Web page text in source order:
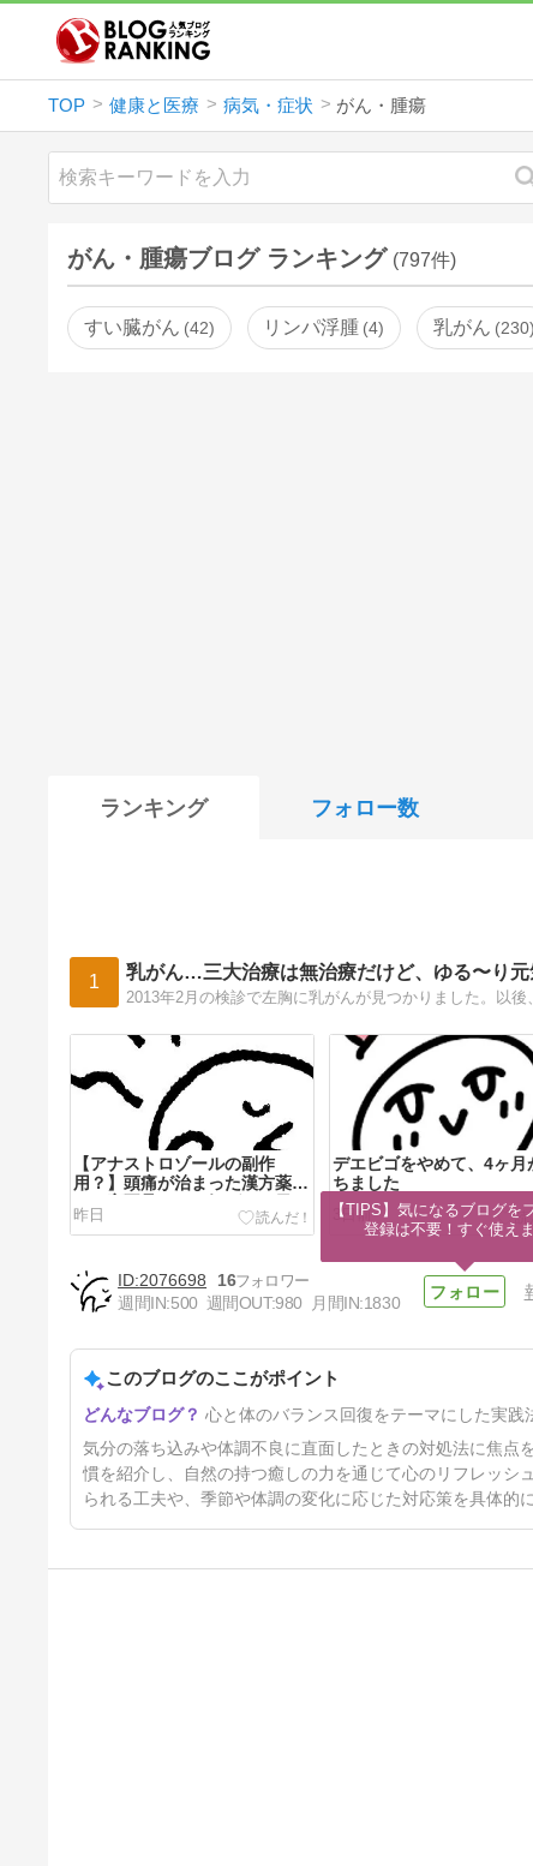
TOP 健康と医療 病気・症状 がん・腫瘍
がん・腫瘍ブログ ランキング (797件)
すい臓がん 42 リンパ浮腫 4 乳がん 230
ランキング フォロー数
1 乳がん…三大治療は無治療だけど、ゆる〜り
【アナストロゾールの副作
用？】頭痛が治まった漢方薬
と、寝不足でやる気ゼロの日
昨日
デエビゴをやめて、4ヶ月
ちました
3日前
アナストロゾールが半錠でもキ
ツイ
8日前
2076698
16
週間IN:500 週間OUT:980 月間IN:1830
このブログのここがポイント
心と体のバランス回復をテーマにした実践
気分の落ち込みや体調不良に直面したときの対処法に焦点
慣を紹介し、自然の持つ癒しの力を通じて心のリフレッ
られる工夫や、季節や体調の変化に応じた対応策を具体的
【TIPS】気になるブログを
登録は不要！すぐ使えま